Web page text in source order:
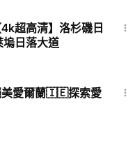
超高清】洛杉磯日
日落大道
美愛爾蘭🇮🇪探索愛